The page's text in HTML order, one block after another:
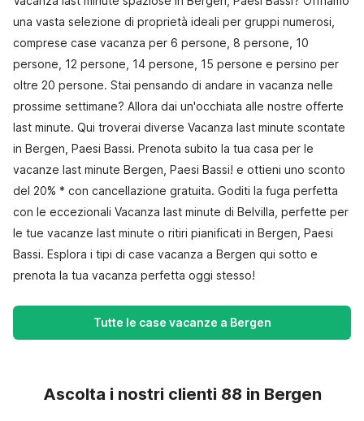
una vasta selezione di proprietà ideali per gruppi numerosi,
comprese case vacanza per 6 persone, 8 persone, 10
persone, 12 persone, 14 persone, 15 persone e persino per
oltre 20 persone. Stai pensando di andare in vacanza nelle
prossime settimane? Allora dai un'occhiata alle nostre offerte
last minute. Qui troverai diverse Vacanza last minute scontate
in Bergen, Paesi Bassi. Prenota subito la tua casa per le
vacanze last minute Bergen, Paesi Bassi! e ottieni uno sconto
del 20% * con cancellazione gratuita. Goditi la fuga perfetta
con le eccezionali Vacanza last minute di Belvilla, perfette per
le tue vacanze last minute o ritiri pianificati in Bergen, Paesi
Bassi. Esplora i tipi di case vacanza a Bergen qui sotto e
prenota la tua vacanza perfetta oggi stesso!
Tutte le case vacanze a Bergen
Ascolta i nostri clienti 88 in Bergen